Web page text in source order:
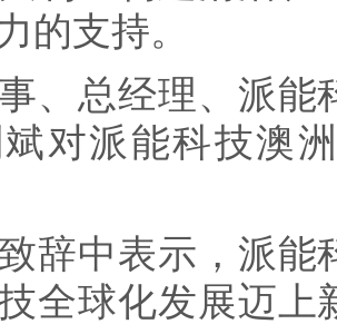
的支持。
、总经理、派
对派能科技澳
辞中表示，派
全球化发展迈